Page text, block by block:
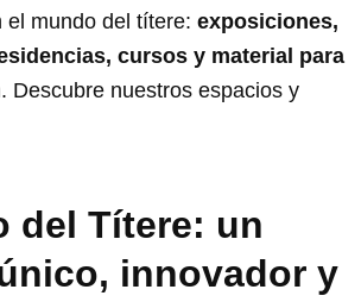
el mundo del títere: exposiciones,
cursos y material para
. Descubre nuestros espacios y
del Títere: un
innovador y